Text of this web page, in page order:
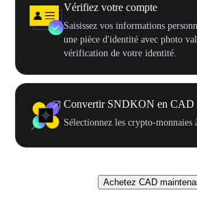
Vérifiez votre compte
Saisissez vos informations
une pièce d'identité avec photo
vérification de votre identité.
Convertir SNDKON en CAD
Sélectionnez les crypto-monnaies
Achetez CAD